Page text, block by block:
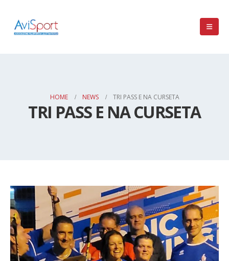
HOME NEWS TRI PASS E NA CURSETA
TRI PASS E NA CURSETA